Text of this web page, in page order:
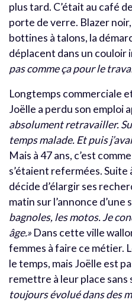
plus tard. C’était au café
porte de verre. Blazer
bottines à talons, la
déplacent dans un couloir
pas comme ça pour le
Longtemps commerciale
Joëlle a perdu son emploi
absolument retravailler.
temps malade. Et puis
Mais à 47 ans, c’est
s’étaient refermées. Suite
décide d’élargir ses
matin sur l’annonce d’une
bagnoles, les motos. Je
âge.» Dans cette ville
femmes à faire ce métier.
le temps, mais Joëlle est
remettre à leur place sans
toujours évolué dans des